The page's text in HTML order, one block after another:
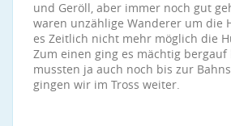
und Geröll, aber immer noch gut
waren unzählige Wanderer um die
es Zeitlich nicht mehr möglich die
Zum einen ging es mächtig
mussten ja auch noch bis zur
gingen wir im Tross weiter.